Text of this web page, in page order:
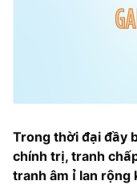
Trong thời đại đầy
chính trị, tranh
tranh âm ỉ lan rộng